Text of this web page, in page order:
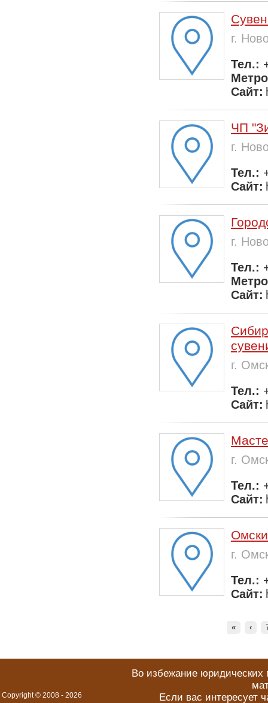
г.
Тел.:
Сайт:
ЧП
г.
Тел.:
Сайт:
г.
Тел.:
Сайт:
г.
Тел.:
Сайт:
г.
Тел.:
Сайт:
г.
Тел.:
Сайт:
« ‹
Copyright © 2008 - 2026
Во избежание юридических
Если вас интересует